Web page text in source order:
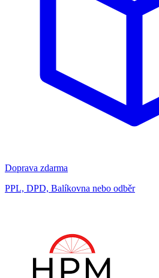
Doprava zdarma
PPL, DPD, Balíkovna nebo odběr